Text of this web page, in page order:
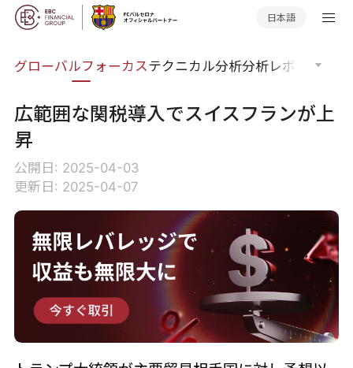
日本語
グローバルフォーカステクニカル分析分析レポート
広範囲な関税導入でスイスフランが上
昇
公開日: 2025-04-03
更新日: 2025-04-07